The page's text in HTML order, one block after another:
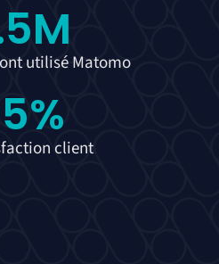
utilisé Matomo
M
client
%